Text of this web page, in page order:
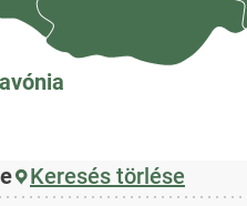
Keresés törlése